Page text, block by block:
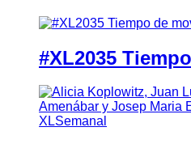
#XL2035